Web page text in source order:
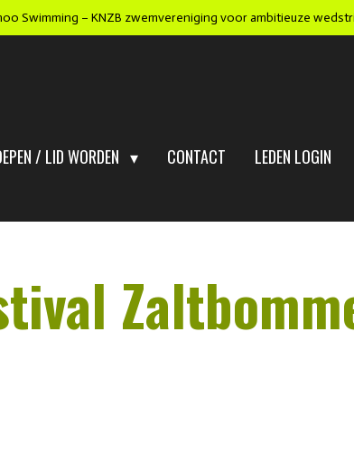
Swimming – KNZB zwemvereniging voor ambitieuze
/ LID WORDEN CONTACT LEDEN LOGIN